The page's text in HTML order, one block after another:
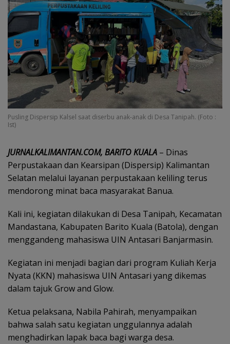
Pusling Dispersip Kalsel saat diserbu anak-anak di Desa Tanipah. (Foto :
Ist)
JURNALKALIMANTAN.COM, BARITO KUALA – Dinas
Perpustakaan dan Kearsipan (Dispersip) Kalimantan
Selatan melalui layanan perpustakaan keliling terus
mendorong minat baca masyarakat Banua.
Kali ini, kegiatan dilakukan di Desa Tanipah, Kecamatan
Mandastana, Kabupaten Barito Kuala (Batola), dengan
menggandeng mahasiswa UIN Antasari Banjarmasin.
Kegiatan ini menjadi bagian dari program Kuliah Kerja
Nyata (KKN) mahasiswa UIN Antasari yang dikemas
dalam tajuk Grow and Glow.
Ketua pelaksana, Nabila Pahirah, menyampaikan
bahwa salah satu kegiatan unggulannya adalah
menghadirkan lapak baca bagi warga desa.